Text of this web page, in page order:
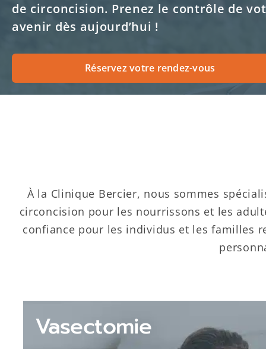
de circoncision. Prenez le contrôle de
avenir dès aujourd’hui !
Réservez votre rendez-vous
À la Clinique Bercier, nous sommes
circoncision pour les nourrissons et les
confiance pour les individus et les familles
Vasectomie